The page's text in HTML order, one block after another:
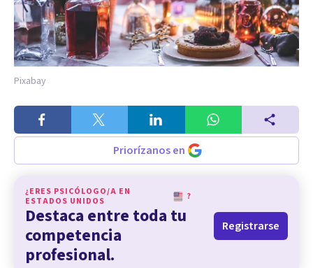
Pixabay
Priorízanos en
¿ERES PSICÓLOGO/A EN
ESTADOS UNIDOS
?
Destaca entre toda tu
competencia
profesional.
Registrarse